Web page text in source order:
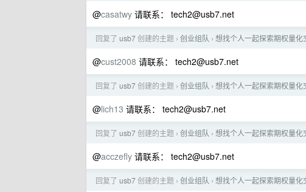
@casatwy 请联系： tech2@usb7.net
回复了 usb7创建的主题 › 创业组队 › 想找个人一起探索期权量
@cust2008 请联系： tech2@usb7.net
回复了 usb7创建的主题 › 创业组队 › 想找个人一起探索期权量
@lich13 请联系： tech2@usb7.net
回复了 usb7创建的主题 › 创业组队 › 想找个人一起探索期权量
@acczefly 请联系： tech2@usb7.net
回复了 usb7创建的主题 › 创业组队 › 想找个人一起探索期权量